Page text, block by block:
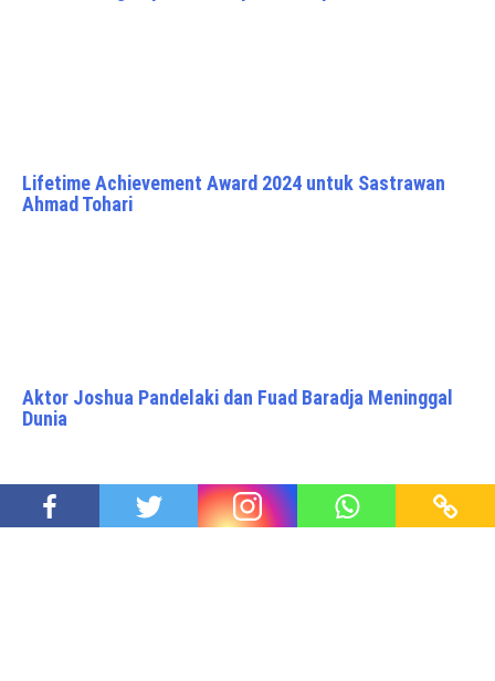
Lifetime Achievement Award 2024 untuk Sastrawan
Ahmad Tohari
Aktor Joshua Pandelaki dan Fuad Baradja Meninggal
Dunia